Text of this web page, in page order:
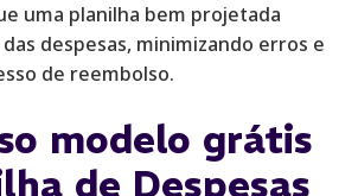
uma planilha bem projetada
despesas, minimizando erros e
de reembolso.
modelo grátis
de Despesas